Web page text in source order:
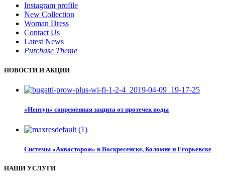
Instagram profile
New Collection
Woman Dress
Contact Us
Latest News
Purchase Theme
НОВОСТИ И АКЦИИ
«Нептун» современная защита от протечек воды
Системы «Аквасторож» в Воскресенске, Коломне и Егорьевске
НАШИ УСЛУГИ